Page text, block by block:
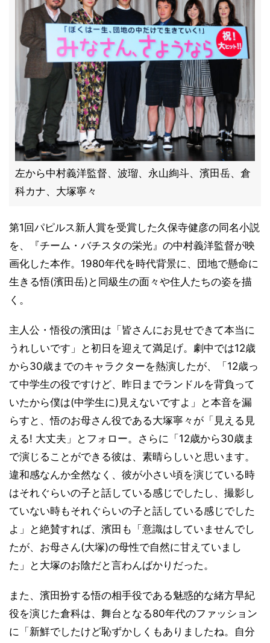
左から中村義洋監督、波瑠、永山絢斗、濱田岳、倉
科カナ、大塚寧々
第1回パピルス新人賞を受賞した久保寺健彦の同名小説
を、『チーム・バチスタの栄光』の中村義洋監督が映
画化した本作。1980年代を時代背景に、団地で懸命に
生きる悟(濱田岳)と同級生の面々や住人たちの姿を描
く。
主人公・悟役の濱田は「皆さんにお見せできて本当に
うれしいです」と初日を迎えて満足げ。劇中では12歳
から30歳までのキャラクターを熱演したが、「12歳っ
て中学生の役ですけど、昨日までランドルを背負って
いたから僕は(中学生に)見えないですよ」と本音を漏
らすと、悟のお母さん役である大塚寧々が「見える見
える! 大丈夫」とフォロー。さらに「12歳から30歳ま
で演じることができる彼は、素晴らしいと思います。
違和感なんか全然なく、彼が小さい頃を演じている時
はそれぐらいの子と話している感じでしたし、撮影し
ていない時もそれぐらいの子と話している感じでした
よ」と絶賛すれば、濱田も「意識はしていませんでし
たが、お母さん(大塚)の母性で自然に甘えていまし
た」と大塚のお陰だと言わんばかりだった。
また、濱田扮する悟の相手役である魅惑的な緒方早紀
役を演じた倉科は、舞台となる80年代のファッション
に「新鮮でしたけど恥ずかしくもありましたね。自分